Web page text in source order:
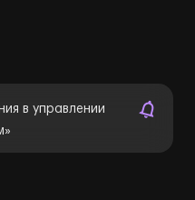
в управлении